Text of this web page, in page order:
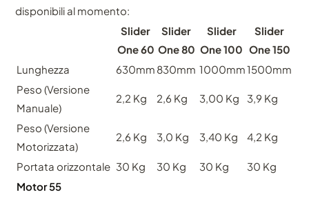
disponibili al momento:
Slider
One 60
Slider
One 80
Slider
One 100
Slider
One 150
Lunghezza
630mm 830mm 1000mm1500mm
Peso (Versione
Manuale)
2,2 Kg 2,6 Kg 3,00 Kg 3,9 Kg
Peso (Versione
Motorizzata)
2,6 Kg 3,0 Kg 3,40 Kg 4,2 Kg
Portata orizzontale 30 Kg 30 Kg 30 Kg
30 Kg
Motor 55